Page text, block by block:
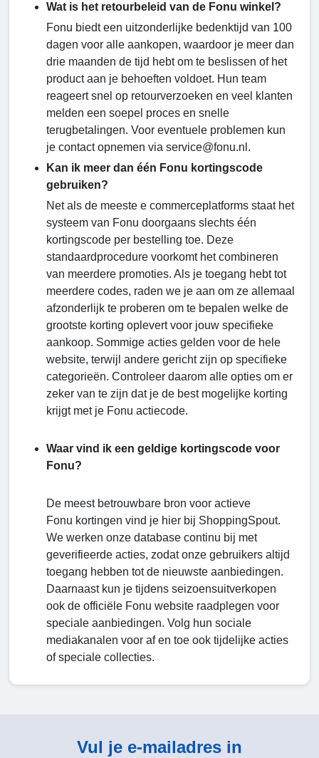
Wat is het retourbeleid van de Fonu winkel?
Fonu biedt een uitzonderlijke bedenktijd van 100
dagen voor alle aankopen, waardoor je meer dan
drie maanden de tijd hebt om te beslissen of het
product aan je behoeften voldoet. Hun team
reageert snel op retourverzoeken en veel klanten
melden een soepel proces en snelle
terugbetalingen. Voor eventuele problemen kun
je contact opnemen via service@fonu.nl.
Kan ik meer dan één Fonu kortingscode
gebruiken?
Net als de meeste e commerceplatforms staat het
systeem van Fonu doorgaans slechts één
kortingscode per bestelling toe. Deze
standaardprocedure voorkomt het combineren
van meerdere promoties. Als je toegang hebt tot
meerdere codes, raden we je aan om ze allemaal
afzonderlijk te proberen om te bepalen welke de
grootste korting oplevert voor jouw specifieke
aankoop. Sommige acties gelden voor de hele
website, terwijl andere gericht zijn op specifieke
categorieën. Controleer daarom alle opties om er
zeker van te zijn dat je de best mogelijke korting
krijgt met je Fonu actiecode.
Waar vind ik een geldige kortingscode voor
Fonu?
De meest betrouwbare bron voor actieve
Fonu kortingen vind je hier bij ShoppingSpout.
We werken onze database continu bij met
geverifieerde acties, zodat onze gebruikers altijd
toegang hebben tot de nieuwste aanbiedingen.
Daarnaast kun je tijdens seizoensuitverkopen
ook de officiële Fonu website raadplegen voor
speciale aanbiedingen. Volg hun sociale
mediakanalen voor af en toe ook tijdelijke acties
of speciale collecties.
Vul je e-mailadres in